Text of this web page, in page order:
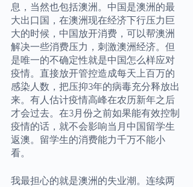
息，当然也包括澳洲。中国是澳洲的最
大出口国，在澳洲现在经济下行压力巨
大的时候，中国放开消费，可以帮澳洲
解决一些消费压力，刺激澳洲经济。但
是唯一的不确定性就是中国怎么样应对
疫情。直接放开管控造成每天上百万的
感染人数，把压抑3年的病毒充分释放出
来。有人估计疫情高峰在农历新年之后
才会过去。在3月份之前如果能有效控制
疫情的话，就不会影响当月中国留学生
返澳。留学生的消费能力千万不能小
看。
我最担心的就是澳洲的失业潮。连续两